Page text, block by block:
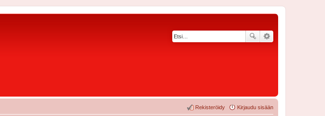
Kirjaudu sisään
Rekisteröidy